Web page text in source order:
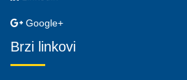
Google+
Brzi linkovi